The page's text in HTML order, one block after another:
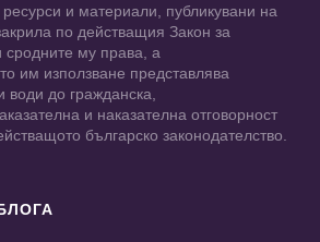
и материали, публикувани на
по действащия Закон за
сродните му права, а
им използване представлява
до гражданска,
и наказателна отговорност
българско законодателство.